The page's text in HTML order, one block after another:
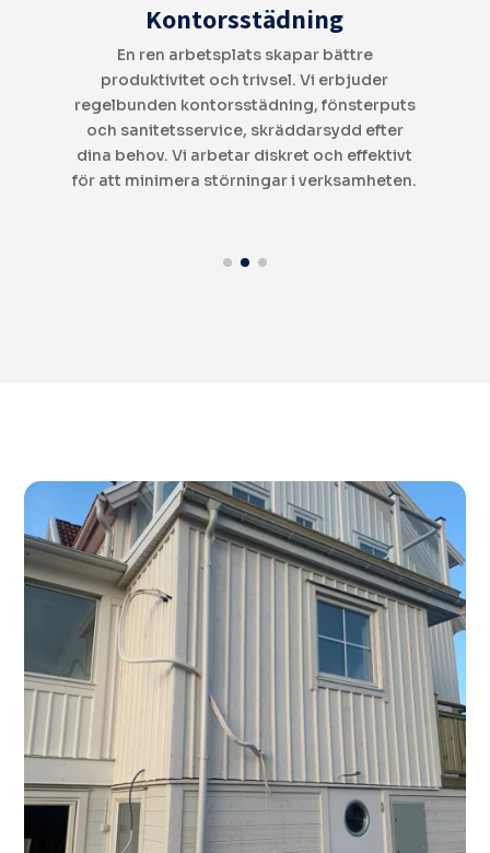
Flyttstädning
Flyttstäd kan vara stressigt – vi tar hand om
hela processen, från golv till tak. Vi följer
mäklarnas riktlinjer och garanterar att din
bostad lämnas perfekt städad och redo för
nästa boende. RUT-avdraget gör tjänsten
50 % billigare!